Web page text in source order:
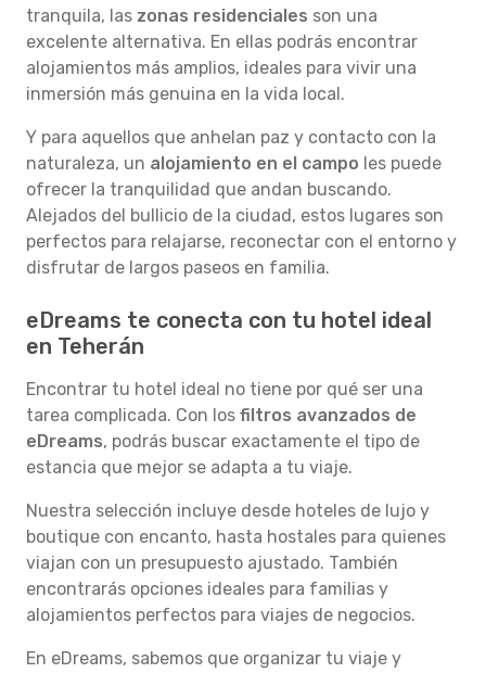
tranquila, las zonas residenciales son una
excelente alternativa. En ellas podrás encontrar
alojamientos más amplios, ideales para vivir una
inmersión más genuina en la vida local.
Y para aquellos que anhelan paz y contacto con la
naturaleza, un alojamiento en el campo les puede
ofrecer la tranquilidad que andan buscando.
Alejados del bullicio de la ciudad, estos lugares son
perfectos para relajarse, reconectar con el entorno y
disfrutar de largos paseos en familia.
eDreams te conecta con tu hotel ideal
en Teherán
Encontrar tu hotel ideal no tiene por qué ser una
tarea complicada. Con los filtros avanzados de
eDreams, podrás buscar exactamente el tipo de
estancia que mejor se adapta a tu viaje.
Nuestra selección incluye desde hoteles de lujo y
boutique con encanto, hasta hostales para quienes
viajan con un presupuesto ajustado. También
encontrarás opciones ideales para familias y
alojamientos perfectos para viajes de negocios.
En eDreams, sabemos que organizar tu viaje y